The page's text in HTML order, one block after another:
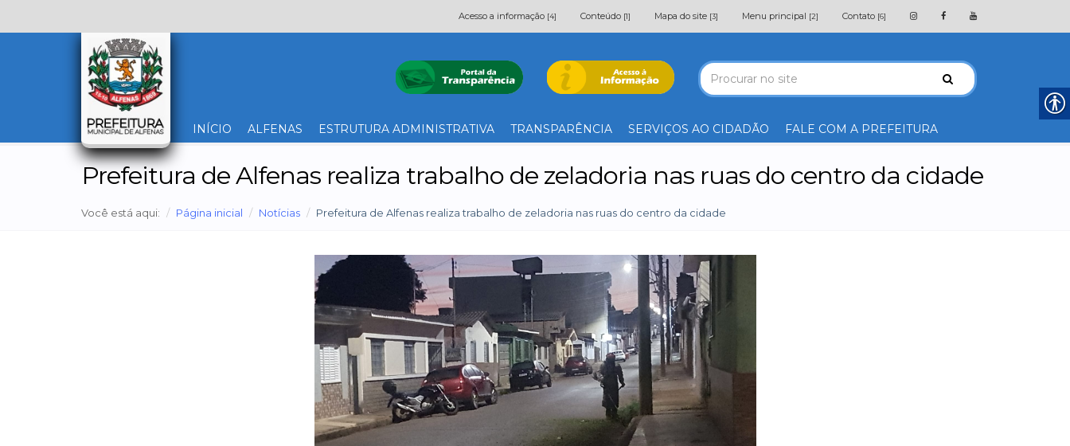
Acesso a informação [4] Conteúdo [1] Mapa do site [3] Menu principal [2] Contato [6]
INÍCIO ALFENAS ESTRUTURA ADMINISTRATIVA TRANSPARÊNCIA SERVIÇOS AO CIDADÃO FALE COM A PREFEITURA
Prefeitura de Alfenas realiza trabalho de zeladoria nas ruas do centro da cidade
Você está aqui: Página inicial Notícias Prefeitura de Alfenas realiza trabalho de zeladoria nas ruas do centro da cidade